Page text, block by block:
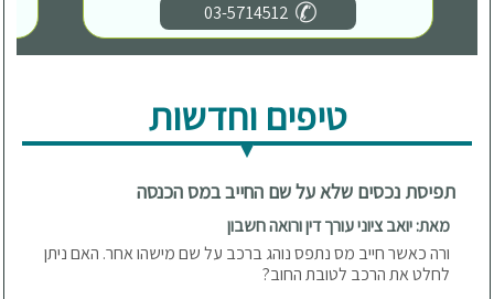
03-5714512
טיפים וחדשות
תפיסת נכסים שלא על שם החייב במס הכנסה
מאת: יואב ציוני עורך דין ורואה חשבון
ורה כאשר חייב מס נתפס נוהג ברכב על שם מישהו אחר. האם ניתן
לחלט את הרכב לטובת החוב?